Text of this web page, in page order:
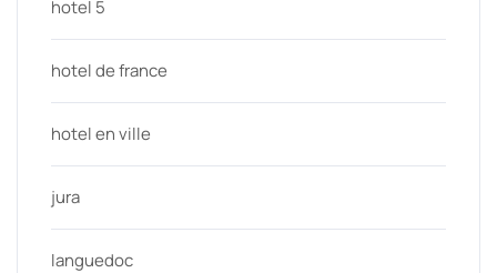
hotel 5
hotel de france
hotel en ville
jura
languedoc